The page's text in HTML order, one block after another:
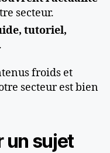
secteur.
tutoriel,
.
froids et
secteur est bien
un sujet